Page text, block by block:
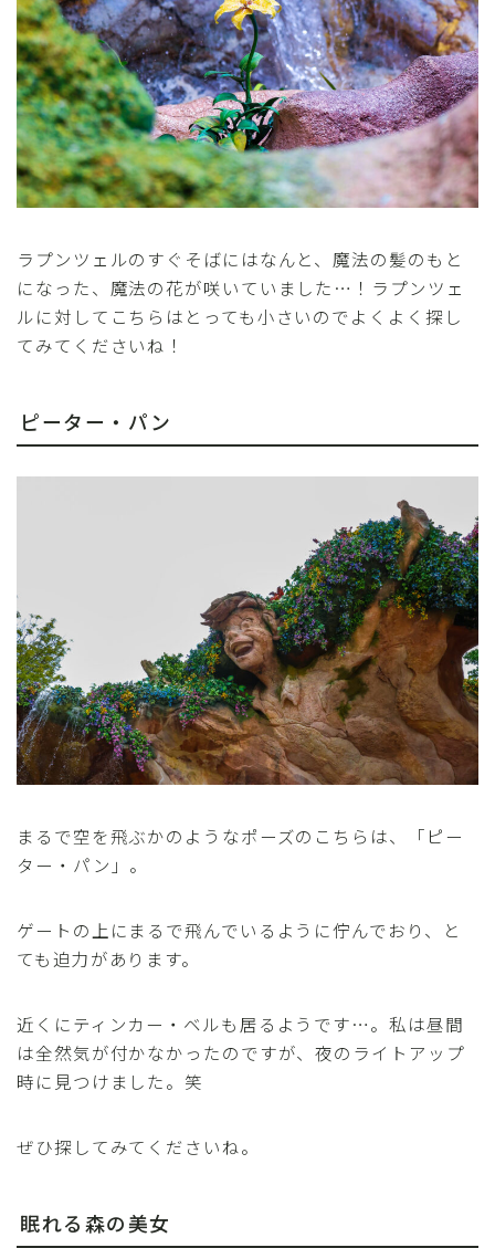
ラプンツェルのすぐそばにはなんと、魔法の髪のもと
になった、魔法の花が咲いていました…！ラプンツェ
ルに対してこちらはとっても小さいのでよくよく探し
てみてくださいね！
ピーター・パン
まるで空を飛ぶかのようなポーズのこちらは、「ピー
ター・パン」。
ゲートの上にまるで飛んでいるように佇んでおり、と
ても迫力があります。
近くにティンカー・ベルも居るようです…。私は昼間
は全然気が付かなかったのですが、夜のライトアップ
時に見つけました。笑
ぜひ探してみてくださいね。
眠れる森の美女